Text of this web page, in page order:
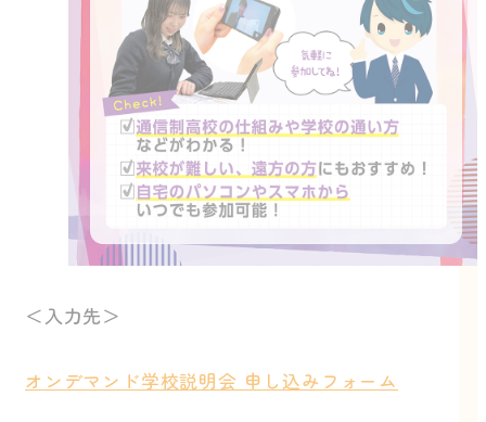
＜入力先＞
オンデマンド学校説明会 申し込みフォーム